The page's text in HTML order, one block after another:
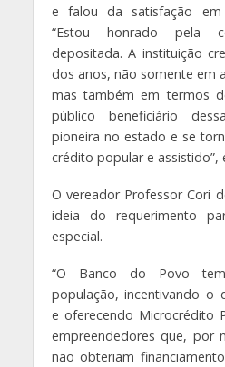
e falou da satisfação
“Estou honrado pela
depositada. A instituição
dos anos, não somente em
mas também em termos
público beneficiário
pioneira no estado e se
crédito popular e assistido”,
O vereador Professor Cori
ideia do requerimento
especial.
“O Banco do Povo
população, incentivando o
e oferecendo Microcrédito
empreendedores que, por
não obteriam